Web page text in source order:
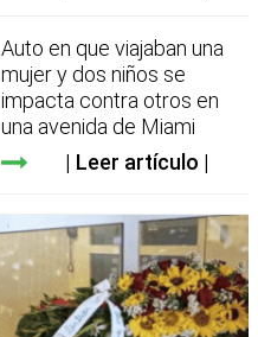
Auto en que viajaban una
mujer y dos niños se
impacta contra otros en
una avenida de Miami
Leer artículo